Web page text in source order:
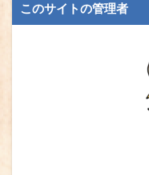
このサイトの管理者